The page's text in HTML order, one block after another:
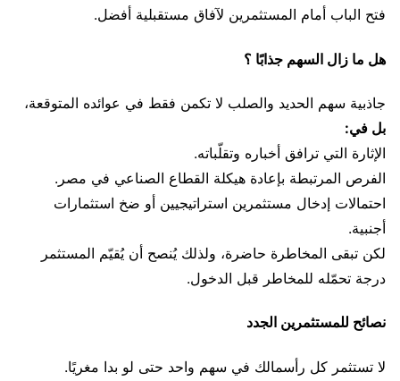
فتح الباب أمام المستثمرين لآفاق مستقبلية أفضل.
هل ما زال السهم جذابًا ؟
جاذبية سهم الحديد والصلب لا تكمن فقط في عوائده المتوقعة،
بل في:
الإثارة التي ترافق أخباره وتقلّباته.
الفرص المرتبطة بإعادة هيكلة القطاع الصناعي في مصر.
احتمالات إدخال مستثمرين استراتيجيين أو ضخ استثمارات
أجنبية.
لكن تبقى المخاطرة حاضرة، ولذلك يُنصح أن يُقيّم المستثمر
درجة تحمّله للمخاطر قبل الدخول.
نصائح للمستثمرين الجدد
لا تستثمر كل رأسمالك في سهم واحد حتى لو بدا مغريًا.